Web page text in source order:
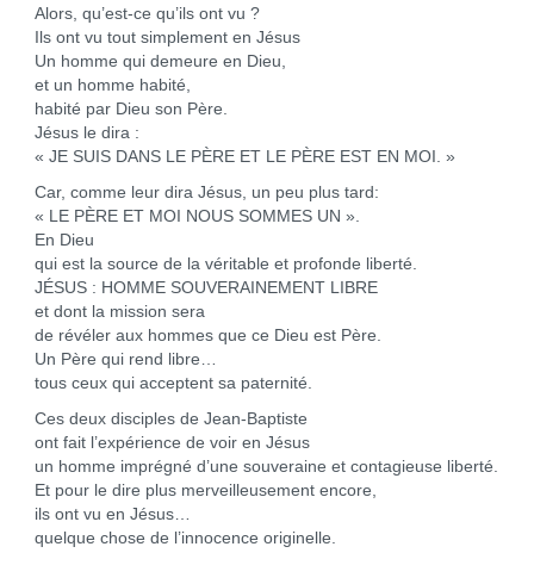
Alors, qu’est-ce qu’ils ont vu ?
Ils ont vu tout simplement en Jésus
Un homme qui demeure en Dieu,
et un homme habité,
habité par Dieu son Père.
Jésus le dira :
« JE SUIS DANS LE PÈRE ET LE PÈRE EST EN MOI. »
Car, comme leur dira Jésus, un peu plus tard:
« LE PÈRE ET MOI NOUS SOMMES UN ».
En Dieu
qui est la source de la véritable et profonde liberté.
JÉSUS : HOMME SOUVERAINEMENT LIBRE
et dont la mission sera
de révéler aux hommes que ce Dieu est Père.
Un Père qui rend libre…
tous ceux qui acceptent sa paternité.
Ces deux disciples de Jean-Baptiste
ont fait l’expérience de voir en Jésus
un homme imprégné d’une souveraine et contagieuse liberté.
Et pour le dire plus merveilleusement encore,
ils ont vu en Jésus…
quelque chose de l’innocence originelle.